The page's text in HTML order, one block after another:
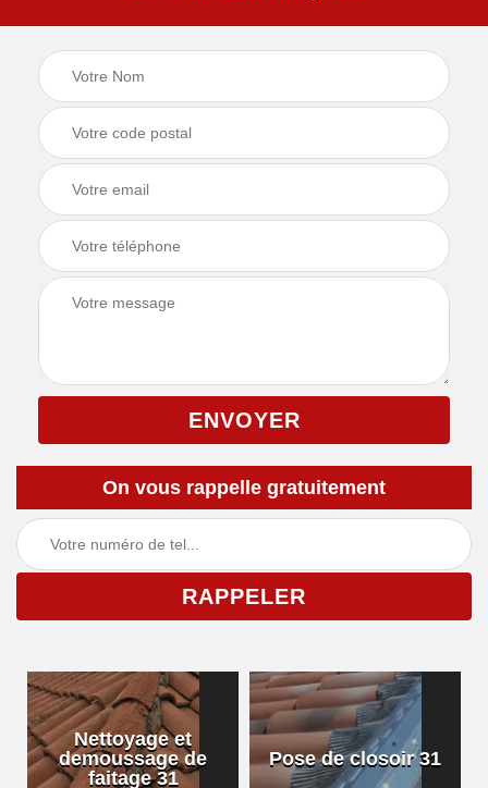
On vous rappelle gratuitement
Nettoyage et
demoussage de
faitage 31
Pose de closoir 31